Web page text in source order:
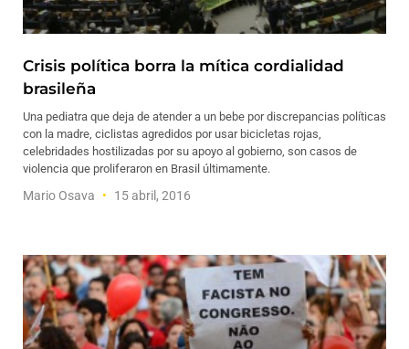
Crisis política borra la mítica cordialidad
brasileña
Una pediatra que deja de atender a un bebe por discrepancias políticas
con la madre, ciclistas agredidos por usar bicicletas rojas,
celebridades hostilizadas por su apoyo al gobierno, son casos de
violencia que proliferaron en Brasil últimamente.
Mario Osava 15 abril, 2016